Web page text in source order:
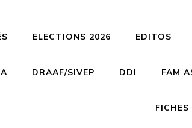
ELECTIONS 2026 EDITOS
DRAAF/SIVEP DDI FAM